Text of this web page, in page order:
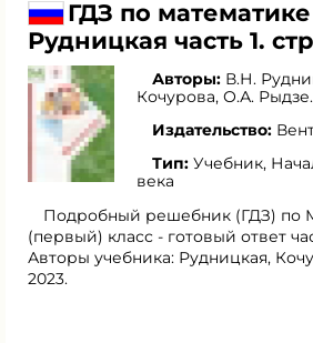
ГДЗ по математике
Рудницкая часть 1.
Авторы: В.Н.
Кочурова, О.А. Рыдзе.
Издательство:
Тип: Учебник,
века
Подробный решебник (ГДЗ) по
(первый) класс - готовый ответ
Авторы учебника: Рудницкая,
2023.